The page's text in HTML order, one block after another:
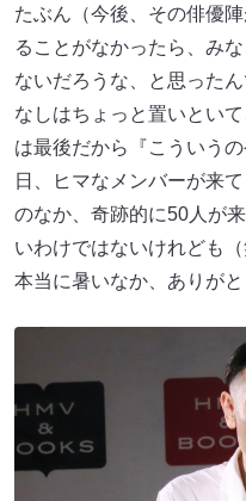
たぶん（今後、その俳優
ることがなかったら、み
ないだろうな、と思った
なしはちょっと置いとい
は最後だから『こういう
日、ヒマなメンバーが来
のなか、奇跡的に50人が
いわけではないけれども
本当に暑いなか、ありがと